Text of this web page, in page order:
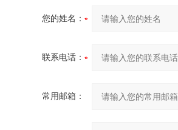
您的姓名：
联系电话：
常用邮箱：